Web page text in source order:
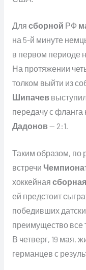
Для сборной РФ
на 5-й минуте
в первом периоде
На протяжении
толком выйти из
Шипачев
передачу с фланга
Дадонов — 2:1.
Таким образом, по
встречи
хоккейная сборная
ей предстоит
победивших
преимущество все
В четверг, 19 мая,
германцев с